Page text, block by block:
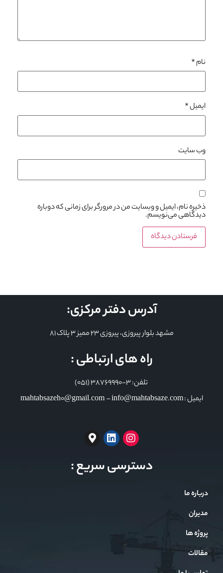
نام*
ایمیل*
وب‌ سایت
ذخیره نام، ایمیل و وبسایت من در مرورگر برای زمانی که دوباره
دیدگاهی می‌نویسم.
آدرس دفتر مرکزی:
مشهد بلوار پیروزی، پیروزی 23 ممیز 3 پلاک 81
راه های ارتباطی :
تلفن: 3-38769990 (051)
ایمیل : mahtabsazeh0@gmail.com – info@mahtabsaze.com
دسترسی سریع :
درباره ما
مدیران
پروژه ها
مقالات